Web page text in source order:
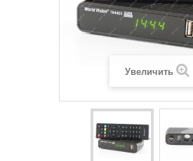
Увеличить